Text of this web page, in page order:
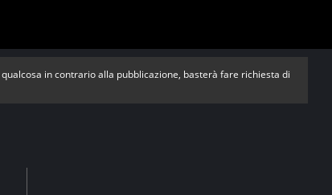
in contrario alla pubblicazione, basterà fare richiesta di